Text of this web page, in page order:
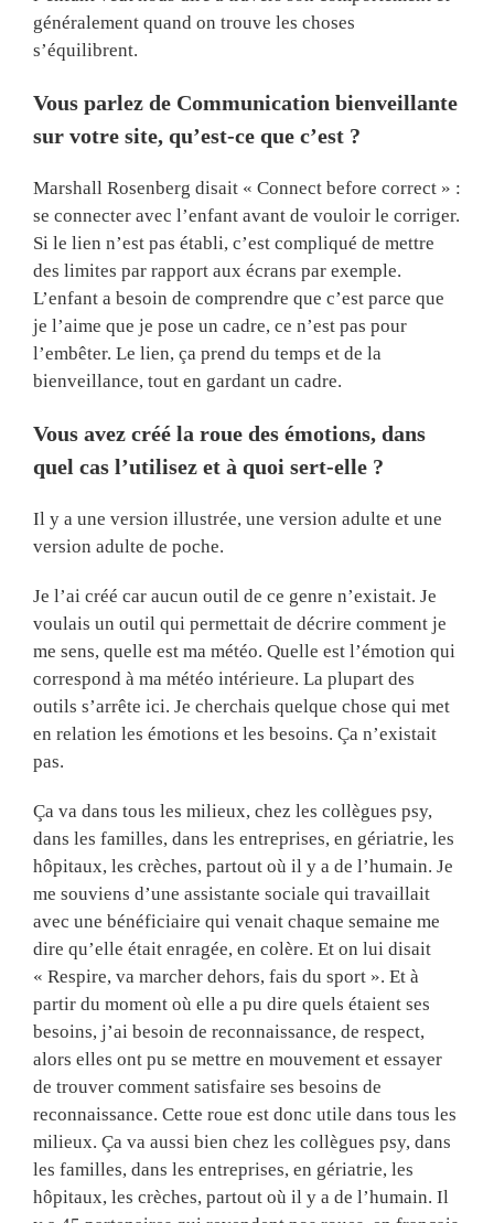
généralement quand on trouve les choses
s’équilibrent.
Vous parlez de Communication bienveillante
sur votre site, qu’est-ce que c’est ?
Marshall Rosenberg disait « Connect before correct » :
se connecter avec l’enfant avant de vouloir le corriger.
Si le lien n’est pas établi, c’est compliqué de mettre
des limites par rapport aux écrans par exemple.
L’enfant a besoin de comprendre que c’est parce que
je l’aime que je pose un cadre, ce n’est pas pour
l’embêter. Le lien, ça prend du temps et de la
bienveillance, tout en gardant un cadre.
Vous avez créé la roue des émotions, dans
quel cas l’utilisez et à quoi sert-elle ?
Il y a une version illustrée, une version adulte et une
version adulte de poche.
Je l’ai créé car aucun outil de ce genre n’existait. Je
voulais un outil qui permettait de décrire comment je
me sens, quelle est ma météo. Quelle est l’émotion qui
correspond à ma météo intérieure. La plupart des
outils s’arrête ici. Je cherchais quelque chose qui met
en relation les émotions et les besoins. Ça n’existait
pas.
Ça va dans tous les milieux, chez les collègues psy,
dans les familles, dans les entreprises, en gériatrie, les
hôpitaux, les crèches, partout où il y a de l’humain. Je
me souviens d’une assistante sociale qui travaillait
avec une bénéficiaire qui venait chaque semaine me
dire qu’elle était enragée, en colère. Et on lui disait
« Respire, va marcher dehors, fais du sport ». Et à
partir du moment où elle a pu dire quels étaient ses
besoins, j’ai besoin de reconnaissance, de respect,
alors elles ont pu se mettre en mouvement et essayer
de trouver comment satisfaire ses besoins de
reconnaissance. Cette roue est donc utile dans tous les
milieux. Ça va aussi bien chez les collègues psy, dans
les familles, dans les entreprises, en gériatrie, les
hôpitaux, les crèches, partout où il y a de l’humain. Il